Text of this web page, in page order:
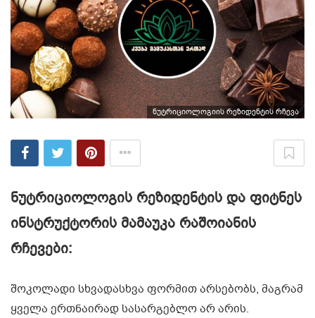
ნუტრიციოლოგიის რეზიდენტის რჩევა
ნუტრიციოლოგის რეზიდენტის და ფიტნეს
ინსტრუქტორის მამაუკა რაშოიანის
რჩევები:
შოკოლადი სხვადასხვა ფორმით არსებობს, მაგრამ
ყველა ერთნაირად სასარგებლო არ არის.